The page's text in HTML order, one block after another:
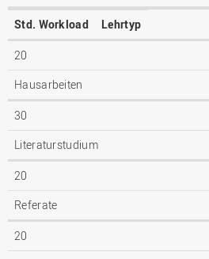
Std. Workload Lehrtyp
20
Hausarbeiten
30
Literaturstudium
20
Referate
20